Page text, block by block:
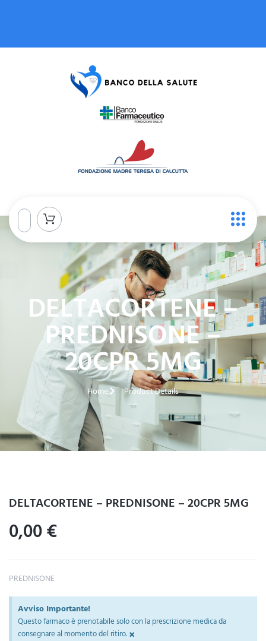
DELTACORTENE –
PREDNISONE –
20CPR 5MG
Home Product Details
DELTACORTENE – PREDNISONE – 20CPR 5MG
0,00€
PREDNISONE
Avviso Importante!
Questo farmaco è prenotabile solo con la prescrizione medica da
consegnare al momento del ritiro.×